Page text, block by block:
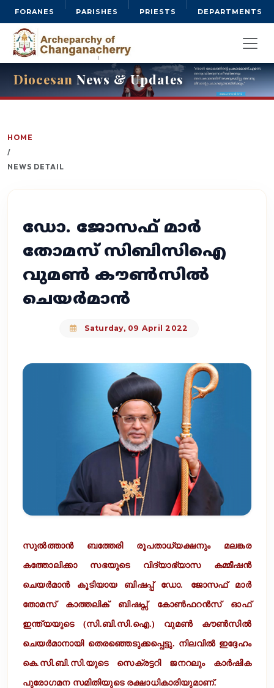
FORANES PARISHES PRIESTS DEPARTMENTS
Diocesan News & Updates
HOME
/
NEWS DETAIL
ഡോ. ജോസഫ് മാർ
തോമസ് സിബിസിഐ
വുമൺ കൗൺസിൽ
ചെയർമാന്‍
Saturday, 09 April 2022
സുൽത്താൻ ബത്തേരി രൂപതാധ്യക്ഷനും മലങ്കര
കത്തോലിക്കാ സഭയുടെ വിദ്യാഭ്യാസ കമ്മീഷൻ
ചെയർമാൻ കൂടിയായ ബിഷപ്പ് ഡോ. ജോസഫ് മാർ
തോമസ് കാത്തലിക് ബിഷപ്സ് കോൺഫറൻസ് ഓഫ്
ഇന്ത്യയുടെ (സി.ബി.സി.ഐ.) വുമൺ കൗൺസിൽ
ചെയർമാനായി തെരഞ്ഞെടുക്കപ്പെട്ടു. നിലവിൽ ഇദ്ദേഹം
കെ.സി.ബി.സി.യുടെ സെക്രട്ടറി ജനറലും കാർഷിക
പുരോഗമന സമിതിയുടെ രക്ഷാധികാരിയുമാണ്.